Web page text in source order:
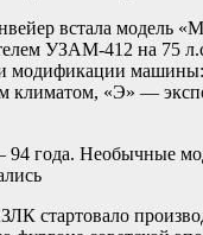
встала модель
УЗАМ-412 на 75
модификации
климатом, «Э» —
стартовало